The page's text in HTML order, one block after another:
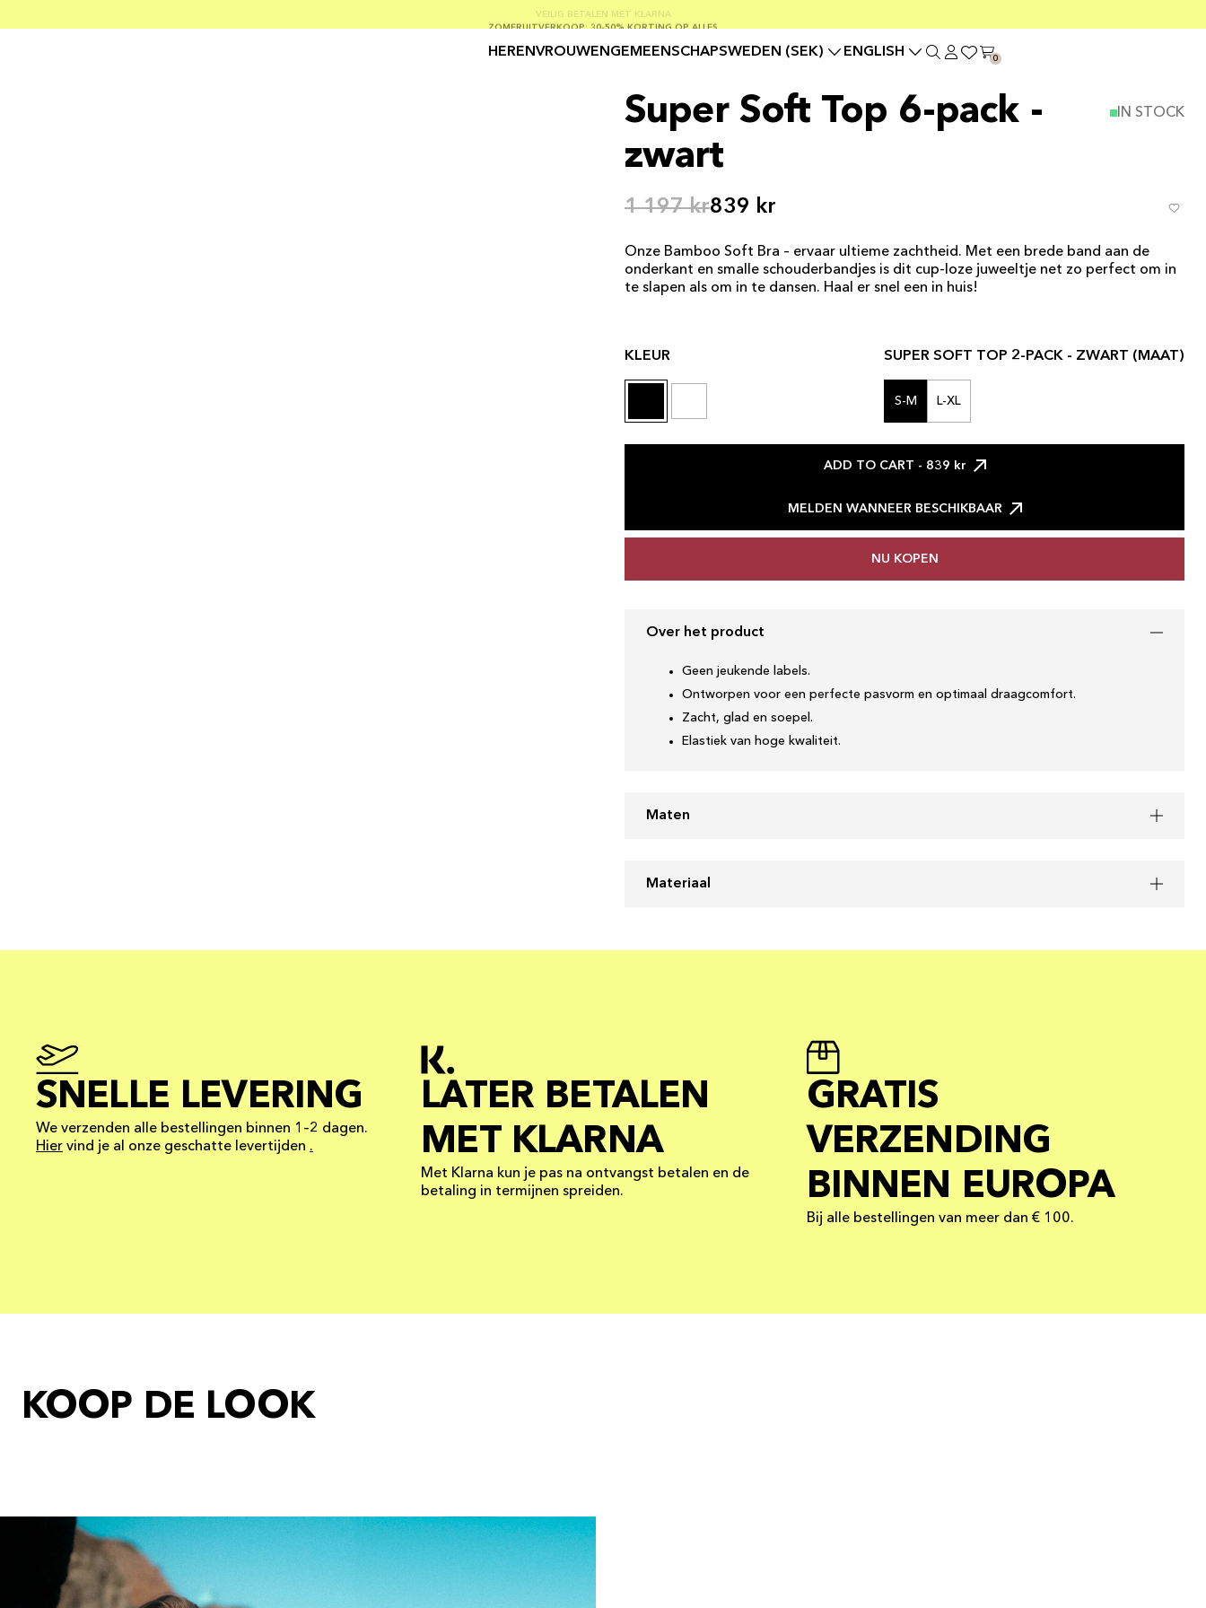
ZOMERUITVERKOOP: 30-50% KORTING OP ALLES
GRATIS VERZENDING BIJ BESTELLINGEN VAN MEER DAN € 100
VEILIG BETALEN MET KLARNA
HERENVROUWENGEMEENSCHAPSWEDEN (SEK) ENGLISH 0
Super Soft Top 6-pack -
zwart
IN STOCK
1 197 kr839 kr
Onze Bamboo Soft Bra – ervaar ultieme zachtheid. Met een brede band aan de
onderkant en smalle schouderbandjes is dit cup-loze juweeltje net zo perfect om in
te slapen als om in te dansen. Haal er snel een in huis!
KLEUR SUPER SOFT TOP 2-PACK - ZWART (MAAT)
S-M L-XL
ADD TO CART - 839 kr
MELDEN WANNEER BESCHIKBAAR
NU KOPEN
Over het product
Geen jeukende labels.
Ontworpen voor een perfecte pasvorm en optimaal draagcomfort.
Zacht, glad en soepel.
Elastiek van hoge kwaliteit.
Maten
Materiaal
SNELLE LEVERING
We verzenden alle bestellingen binnen 1–2 dagen.
Hier vind je al onze geschatte levertijden .
LATER BETALEN
MET KLARNA
Met Klarna kun je pas na ontvangst betalen en de
betaling in termijnen spreiden.
GRATIS
VERZENDING
BINNEN EUROPA
Bij alle bestellingen van meer dan € 100.
KOOP DE LOOK